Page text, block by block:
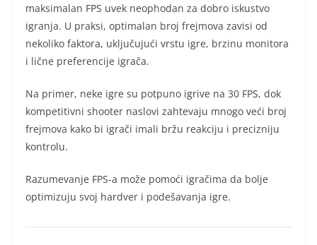
maksimalan FPS uvek neophodan za dobro iskustvo
igranja. U praksi, optimalan broj frejmova zavisi od
nekoliko faktora, uključujući vrstu igre, brzinu monitora
i lične preferencije igrača.
Na primer, neke igre su potpuno igrive na 30 FPS, dok
kompetitivni shooter naslovi zahtevaju mnogo veći broj
frejmova kako bi igrači imali bržu reakciju i precizniju
kontrolu.
Razumevanje FPS-a može pomoći igračima da bolje
optimizuju svoj hardver i podešavanja igre.